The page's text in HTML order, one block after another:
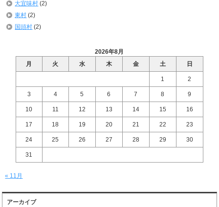
大宜味村 (2)
東村 (2)
国頭村 (2)
2026年8月
月
火 水 木 金 土 日
1 2
3 4 5 6 7 8 9
10 11 12 13 14 15 16
17 18 19 20 21 22 23
24 25 26 27 28 29 30
31
« 11月
アーカイブ